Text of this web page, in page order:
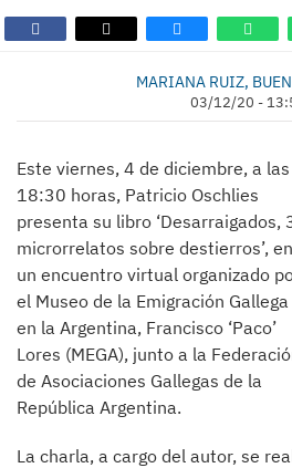
MARIANA RUIZ,
03/12/20 -
Este viernes, 4 de diciembre, a las
18:30 horas, Patricio Oschlies
presenta su libro ‘Desarraigados,
microrrelatos sobre destierros’, en
un encuentro virtual organizado
el Museo de la Emigración Gallega
en la Argentina, Francisco ‘Paco’
Lores (MEGA), junto a la
de Asociaciones Gallegas de la
República Argentina.
La charla, a cargo del autor, se